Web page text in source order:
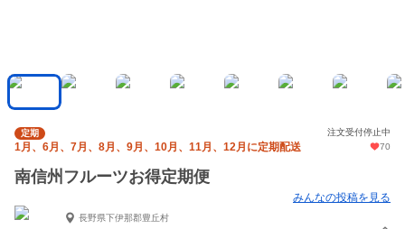
定期 注文受付停止中
1月、6月、7月、8月、9月、10月、11月、12月に定期配送 70
南信州フルーツお得定期便
みんなの投稿を見る
長野県下伊那郡豊丘村